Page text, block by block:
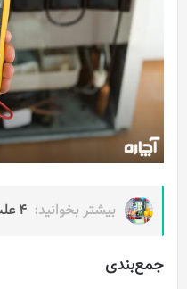
بیشتر بخوانید: 4 علت سرد شدن داخل یخچال
جمع‌بندی